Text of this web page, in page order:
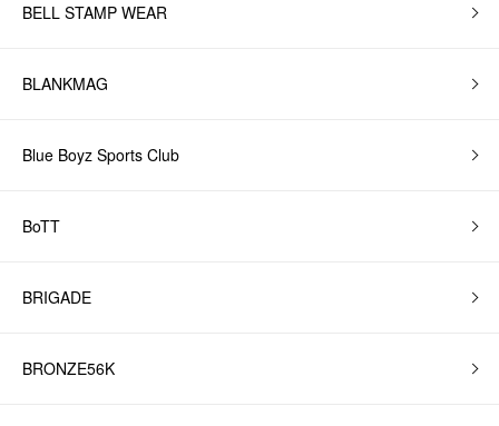
BELL STAMP WEAR
BLANKMAG
Blue Boyz Sports Club
BoTT
BRIGADE
BRONZE56K